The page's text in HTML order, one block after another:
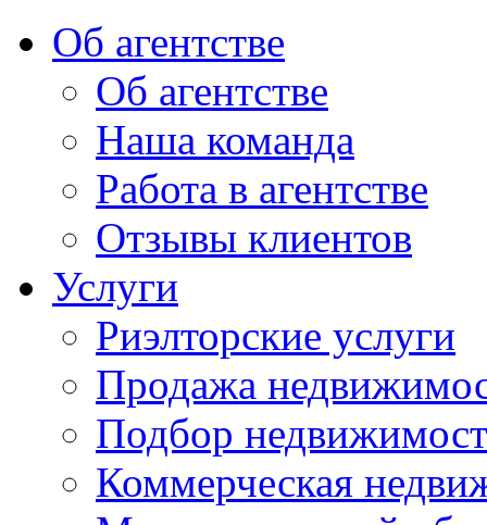
Об агентстве
Об агентстве
Наша команда
Работа в агентстве
Отзывы клиентов
Услуги
Риэлторские услуги
Продажа
Подбор
Коммерческая